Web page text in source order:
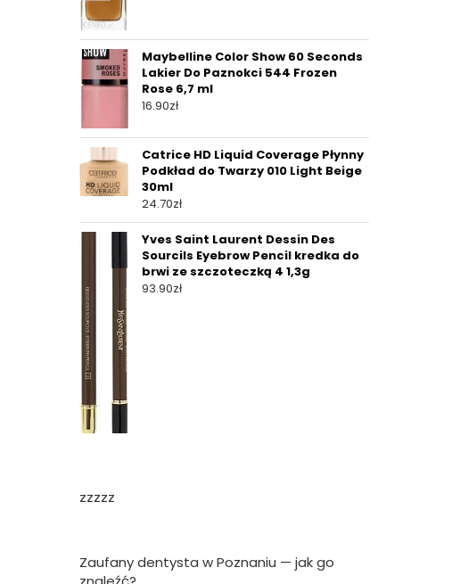
Maybelline Color Show 60 Seconds
Lakier Do Paznokci 544 Frozen
Rose 6,7 ml
16.90zł
Catrice HD Liquid Coverage Płynny
Podkład do Twarzy 010 Light Beige
30ml
24.70zł
Yves Saint Laurent Dessin Des
Sourcils Eyebrow Pencil kredka do
brwi ze szczoteczką 4 1,3g
93.90zł
zzzzz
Zaufany dentysta w Poznaniu — jak go